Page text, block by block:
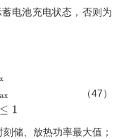
电池充电状态，否则为
,c x0≤ Ih
（47）
刻储、放热功率最大值；